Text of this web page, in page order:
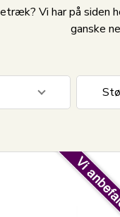
Vi har på
ganske